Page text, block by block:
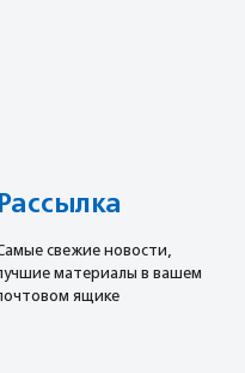
Рассылка
свежие новости,
материалы в вашем
ящике